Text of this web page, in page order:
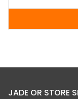
JADE OR STORE